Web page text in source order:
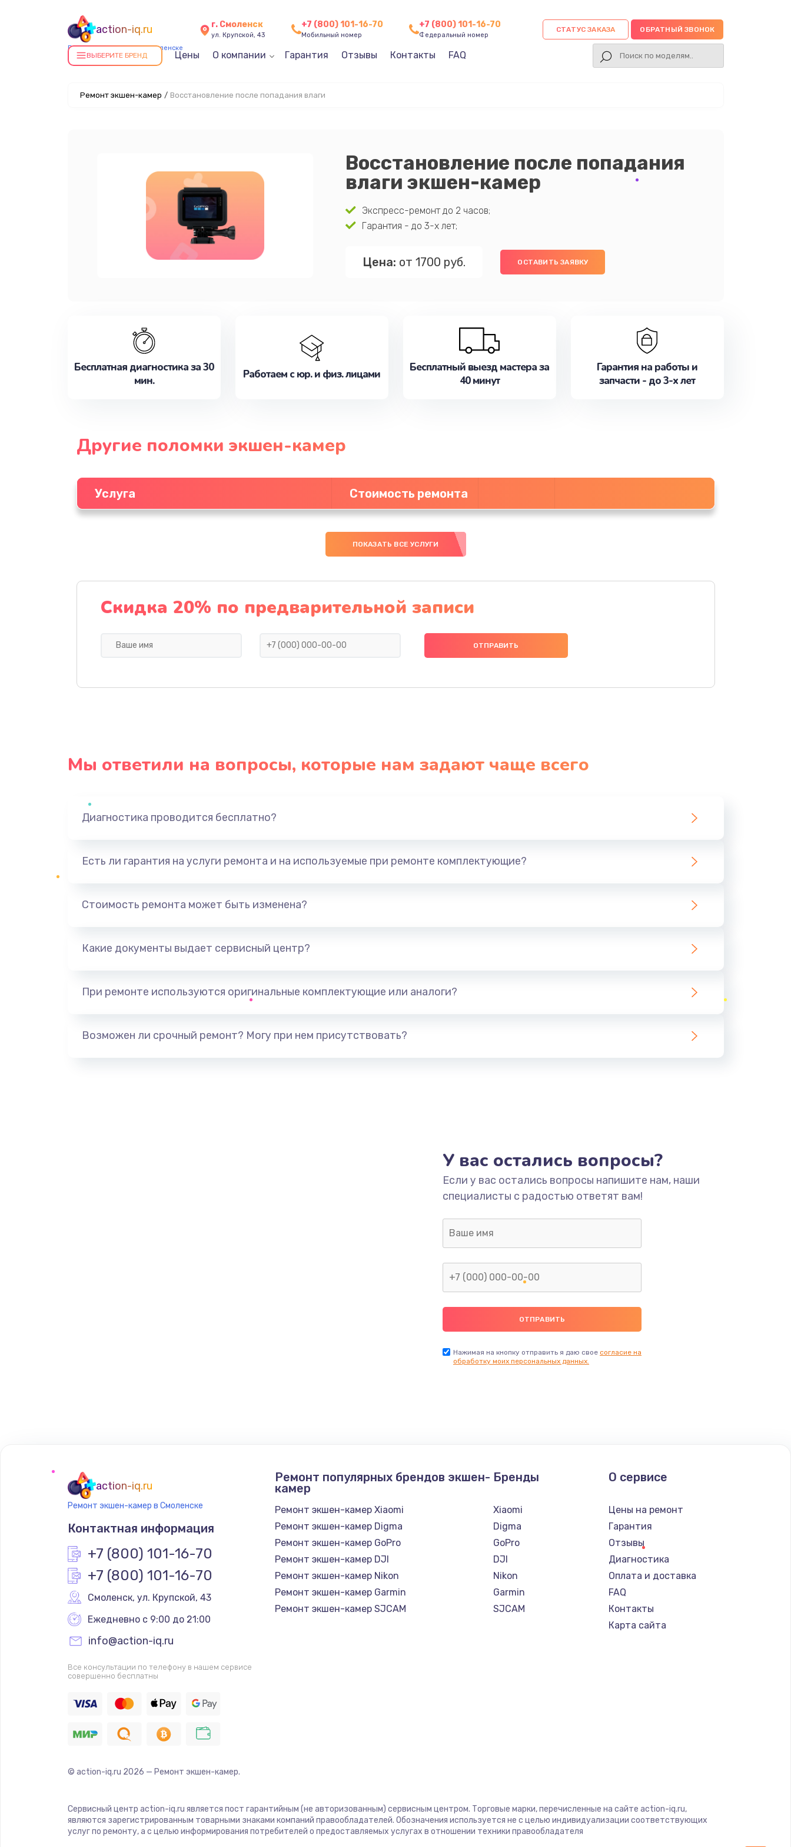
action-iq.ru
Ремонт экшен-камер в Смоленске
г. Смоленск
ул. Крупской, 43
+7 (800) 101-16-70
Мобильный номер
+7 (800) 101-16-70
Федеральный номер
СТАТУС ЗАКАЗА ОБРАТНЫЙ ЗВОНОК
ВЫБЕРИТЕ БРЕНД Цены О компании Гарантия Отзывы Контакты FAQ
Ремонт экшен-камер / Восстановление после попадания влаги
Восстановление после попадания
влаги экшен-камер
Экспресс-ремонт до 2 часов;
Гарантия - до 3-х лет;
Цена: от 1700 руб. ОСТАВИТЬ ЗАЯВКУ
Бесплатная диагностика за 30
мин.
Работаем с юр. и физ. лицами
Бесплатный выезд мастера за
40 минут
Гарантия на работы и
запчасти - до 3-х лет
Другие поломки экшен-камер
Услуга Стоимость ремонта
ПОКАЗАТЬ ВСЕ УСЛУГИ
Скидка 20% по предварительной записи
Мы ответили на вопросы, которые нам задают чаще всего
Диагностика проводится бесплатно?
Есть ли гарантия на услуги ремонта и на используемые при ремонте комплектующие?
Стоимость ремонта может быть изменена?
Какие документы выдает сервисный центр?
При ремонте используются оригинальные комплектующие или аналоги?
Возможен ли срочный ремонт? Могу при нем присутствовать?
У вас остались вопросы?
Если у вас остались вопросы напишите нам, наши
специалисты с радостью ответят вам!
Нажимая на кнопку отправить я даю свое согласие на
обработку моих персональных данных.
action-iq.ru
Ремонт экшен-камер в Смоленске
Контактная информация
+7 (800) 101-16-70
+7 (800) 101-16-70
Смоленск, ул. Крупской, 43
Ежедневно с 9:00 до 21:00
info@action-iq.ru
Все консультации по телефону в нашем сервисе
совершенно бесплатны
Ремонт популярных брендов экшен-
камер
Ремонт экшен-камер Xiaomi
Ремонт экшен-камер Digma
Ремонт экшен-камер GoPro
Ремонт экшен-камер DJI
Ремонт экшен-камер Nikon
Ремонт экшен-камер Garmin
Ремонт экшен-камер SJCAM
Бренды
Xiaomi
Digma
GoPro
DJI
Nikon
Garmin
SJCAM
О сервисе
Цены на ремонт
Гарантия
Отзывы
Диагностика
Оплата и доставка
FAQ
Контакты
Карта сайта
© action-iq.ru 2026 — Ремонт экшен-камер.
Сервисный центр action-iq.ru является пост гарантийным (не авторизованным) сервисным центром. Торговые марки, перечисленные на сайте action-iq.ru,
являются зарегистрированным товарными знаками компаний правообладателей. Обозначения используется не с целью индивидуализации соответствующих
услуг по ремонту, а с целью информирования потребителей о предоставляемых услугах в отношении техники правообладателя